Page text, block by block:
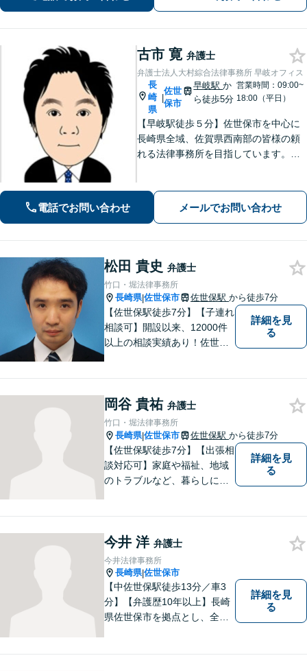
古市 寛 弁護士
弁護士法人大村綜合法律事務所 早岐オフィス
長
崎
県
|
佐世
保市
早岐駅か
ら徒歩5分
営業時間：09:00~
18:00（平日）
【早岐駅徒歩５分】佐世保市を中心に
長崎県全域、佐賀県西南部の皆様の頼
れる法律事務所を目指しています。相
います。早期解決には、早めのご相談
が肝要です。
電話でお問い合わせ メールでお問い合わせ
松田 貴史 弁護士
竹口・堀法律事務所
長崎県|佐世保市 佐世保駅 から徒歩7分
【佐世保駅徒歩7分】【子連れ
相談可】開設以来、12000件
以上の相談実績あり！佐世保
題・企業法務等、お困りごと
はなんでもご相談ください。
【他士業連携】
詳細を見
る
岡谷 貴祐 弁護士
竹口・堀法律事務所
長崎県|佐世保市 佐世保駅 から徒歩7分
【佐世保駅徒歩7分】【出張相
談対応可】家庭や福祉、地域
のトラブルなど、暮らしに根
寧にお話を伺うことを大切に
しています。
詳細を見
る
今井 洋 弁護士
今井法律事務所
長崎県|佐世保市
【中佐世保駅徒歩13分／車3
分】【弁護歴10年以上】長崎
県佐世保市を拠点とし、全国
詳細を見
る